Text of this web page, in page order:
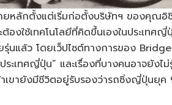
ยหลักตั้งแต่เริ่มก่อตั้งบริษัทฯ ของคุณอิ
องใช้เทคโนโลยีที่คิดขึ้นเองในประเท
รุ่นแล้ว โดยเว็ปไซต์ทางการของ
ระเทศญี่ปุ่น” และเรื่องที่บางคนอาจยัง
เขายังมีชีวิตอยู่รับรองว่ารถซิ่งญี่ปุ่นยุ